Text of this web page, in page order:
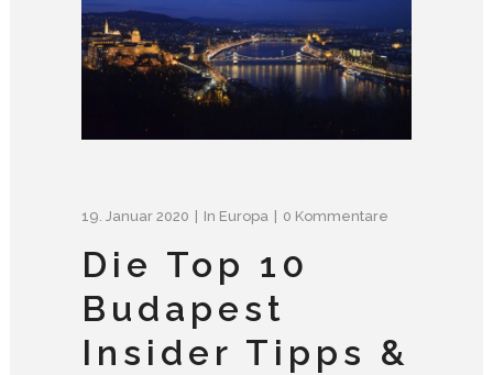
19. Januar 2020 In Europa 0 Kommentare
Die Top 10
Budapest
Insider Tipps &